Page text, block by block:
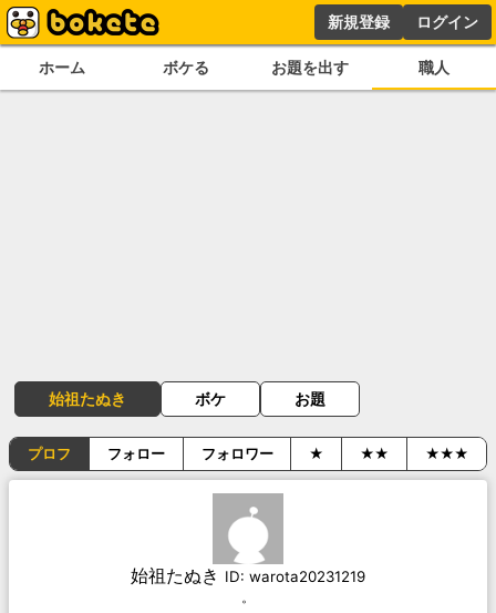
新規登録 ログイン
ホーム ボケる お題を出す 職人
始祖たぬき ボケ お題
プロフ フォロー フォロワー ★ ★★ ★★★
始祖たぬき ID: warota20231219
。